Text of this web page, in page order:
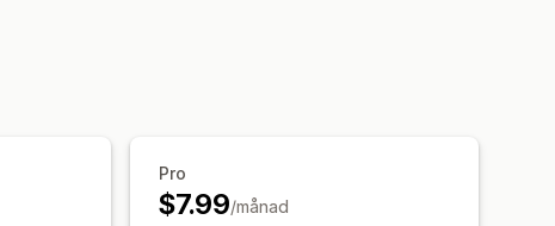
Pro
$7.99/månad